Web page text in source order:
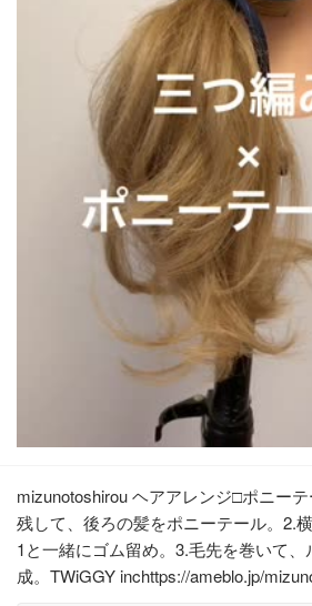
mizunotoshirou ヘアアレンジ□ポニー
残して、後ろの髪をポニーテール。2.
1と一緒にゴム留め。3.毛先を巻いて
成。TWiGGY inchttps://ameblo.jp/